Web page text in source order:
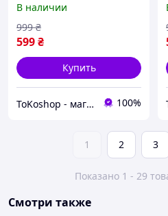
(унисекс) черные
В наличии
599₴
999 ₴
Купить
ToKoshop - магазин для лучших покупок! 100%
1 2 3
Показано 1 - 29
Смотри также